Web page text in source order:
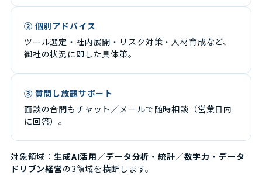
② 個別アドバイス
ツール選定・社内展開・リスク対策・人材育成など、
御社の状況に即した具体策。
③ 質問し放題サポート
面談の合間もチャット／メールで随時相談（営業日内
に回答）。
対象領域：生成AI活用／データ分析・統計／数字力・データ
ドリブン経営の3領域を横断します。